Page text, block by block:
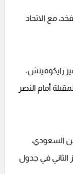
مع الاتحاد
رايكوفيتش،
أمام النصر
السعودي،
الثاني في جدول